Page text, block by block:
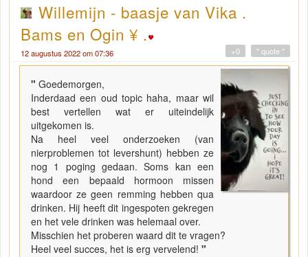
Willemijn - baasje van Vika .
Bams en Ogin ¥ .
12 augustus 2022 om 07:36 " quote "
+0
" Goedemorgen,
Inderdaad een oud topic haha, maar wil
best vertellen wat er uiteindelijk
uitgekomen is.
Na heel veel onderzoeken (van
nierproblemen tot levershunt) hebben ze
nog 1 poging gedaan. Soms kan een
hond een bepaald hormoon missen
waardoor ze geen remming hebben qua
drinken. Hij heeft dit ingespoten gekregen
en het vele drinken was helemaal over.
Misschien het proberen waard dit te vragen?
Heel veel succes, het is erg vervelend! "